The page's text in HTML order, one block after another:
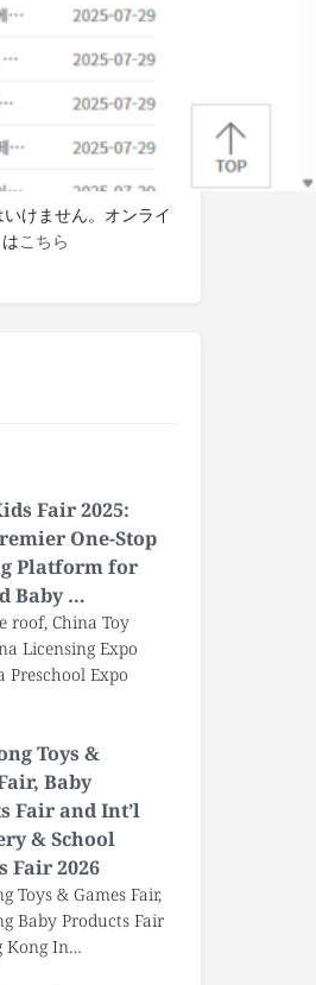
けません。オンライ
こちら
Fair 2025:
One-Stop
Platform for
Baby …
roof, China Toy
Licensing Expo
Preschool Expo
Toys &
Baby
Fair and Int’l
& School
Fair 2026
Toys & Games Fair,
Baby Products Fair
Kong In…